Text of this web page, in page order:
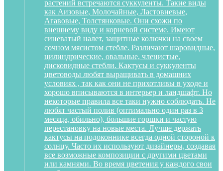
растений встречаются суккуленты. Такие виды
как Аизовые, Молочайные, Ластовневые,
Агавовые, Толстянковые. Они схожи по
внешнему виду и корневой системе. Имеют
синеватый налет, защитные колючки на своем
сочном мясистом стебле. Различают шаровидные,
цилиндрические, овальные, членистые,
дисковидные стебли. Кактусы и суккуленты
цветоводы любят выращивать в домашних
условиях , так как они не прихотливы в уходе и
хорошо вписываются в интерьер и ландшафт. Но
некоторые правила все таки нужно соблюдать. Не
любят частый полив (оптимально один раз в 3
месяца, обильно), большие горшки и частую
перестановку на новые места. Лучше держать
кактусы на подоконнике всегда одной стороной к
солнцу. Часто их используют дизайнеры, создавая
все возможные композиции с другими цветами
или камнями. Во время цветения у каждого свои